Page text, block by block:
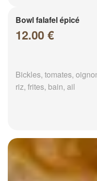
Bowl falafel épicé
12.00 €
Bickles, tomates,
riz, frites, bain, ail